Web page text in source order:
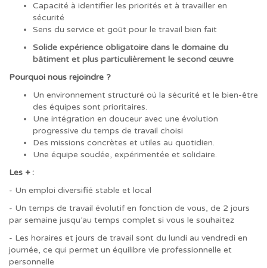
Capacité à identifier les priorités et à travailler en
sécurité
Sens du service et goût pour le travail bien fait
Solide expérience obligatoire dans le domaine du
bâtiment et plus particulièrement le second œuvre
Pourquoi nous rejoindre ?
Un environnement structuré où la sécurité et le bien-être
des équipes sont prioritaires.
Une intégration en douceur avec une évolution
progressive du temps de travail choisi
Des missions concrètes et utiles au quotidien.
Une équipe soudée, expérimentée et solidaire.
Les + :
- Un emploi diversifié stable et local
- Un temps de travail évolutif en fonction de vous, de 2 jours
par semaine jusqu’au temps complet si vous le souhaitez
- Les horaires et jours de travail sont du lundi au vendredi en
journée, ce qui permet un équilibre vie professionnelle et
personnelle